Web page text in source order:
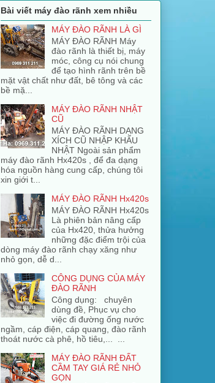
Bài viết máy đào rãnh xem nhiều
MÁY ĐÀO RÃNH LÀ GÌ
MÁY ĐÀO RÃNH Máy
đào rãnh là thiết bị, máy
móc, công cụ nói chung
để tạo hình rãnh trên bề
mặt vật chất như đất, bê tông và các
bề mặ...
MÁY ĐÀO RÃNH NHẬT
CŨ
MÁY ĐÀO RÃNH DẠNG
XÍCH CŨ NHẬP KHẨU
NHẬT Ngoài sản phẩm
máy đào rãnh Hx420s , để đa dạng
hóa nguồn hàng cung cấp, chúng tôi
xin giới t...
MÁY ĐÀO RÃNH Hx420s
MÁY ĐÀO RÃNH Hx420s
Là phiên bản nâng cấp
của Hx420, thửa hưởng
những đặc điểm trội của
dòng máy đào rãnh chạy xăng như
nhỏ gọn, dễ d...
CÔNG DỤNG CỦA MÁY
ĐÀO RÃNH
Công dụng: chuyên
dùng đề, Phục vụ cho
việc đi đường ống nước
ngầm, cáp điện, cáp quang, đào rãnh
thoát nước cà phê, hồ tiêu,... ...
MÁY ĐÀO RÃNH ĐẤT
CẦM TAY GIÁ RẺ NHỎ
GỌN